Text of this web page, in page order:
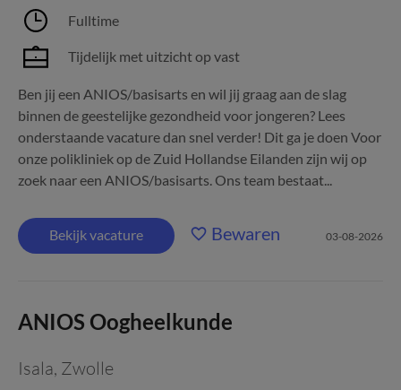
Fulltime
Tijdelijk met uitzicht op vast
Ben jij een ANIOS/basisarts en wil jij graag aan de slag
binnen de geestelijke gezondheid voor jongeren? Lees
onderstaande vacature dan snel verder! Dit ga je doen Voor
onze polikliniek op de Zuid Hollandse Eilanden zijn wij op
zoek naar een ANIOS/basisarts. Ons team bestaat...
Bekijk vacature Bewaren 03-08-2026
ANIOS Oogheelkunde
Isala, Zwolle